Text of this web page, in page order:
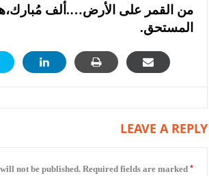
من القمر على الأرض….ألف
المستحق.
LEAVE A REPLY
not be published. Required fields are marked *